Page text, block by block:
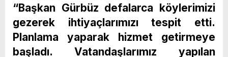
“Başkan Gürbüz defalarca köylerimizi
gezerek ihtiyaçlarımızı tespit etti.
Planlama yaparak hizmet getirmeye
başladı. Vatandaşlarımız yapılan